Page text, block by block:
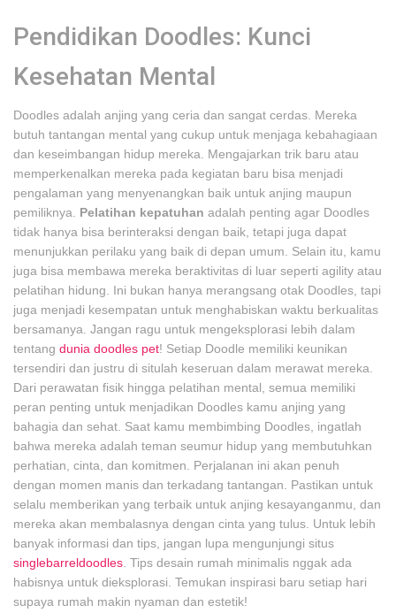
Pendidikan Doodles: Kunci
Kesehatan Mental
Doodles adalah anjing yang ceria dan sangat cerdas. Mereka
butuh tantangan mental yang cukup untuk menjaga kebahagiaan
dan keseimbangan hidup mereka. Mengajarkan trik baru atau
memperkenalkan mereka pada kegiatan baru bisa menjadi
pengalaman yang menyenangkan baik untuk anjing maupun
pemiliknya. Pelatihan kepatuhan adalah penting agar Doodles
tidak hanya bisa berinteraksi dengan baik, tetapi juga dapat
menunjukkan perilaku yang baik di depan umum. Selain itu, kamu
juga bisa membawa mereka beraktivitas di luar seperti agility atau
pelatihan hidung. Ini bukan hanya merangsang otak Doodles, tapi
juga menjadi kesempatan untuk menghabiskan waktu berkualitas
bersamanya. Jangan ragu untuk mengeksplorasi lebih dalam
tentang dunia doodles pet! Setiap Doodle memiliki keunikan
tersendiri dan justru di situlah keseruan dalam merawat mereka.
Dari perawatan fisik hingga pelatihan mental, semua memiliki
peran penting untuk menjadikan Doodles kamu anjing yang
bahagia dan sehat. Saat kamu membimbing Doodles, ingatlah
bahwa mereka adalah teman seumur hidup yang membutuhkan
perhatian, cinta, dan komitmen. Perjalanan ini akan penuh
dengan momen manis dan terkadang tantangan. Pastikan untuk
selalu memberikan yang terbaik untuk anjing kesayanganmu, dan
mereka akan membalasnya dengan cinta yang tulus. Untuk lebih
banyak informasi dan tips, jangan lupa mengunjungi situs
singlebarreldoodles . Tips desain rumah minimalis nggak ada
habisnya untuk dieksplorasi. Temukan inspirasi baru setiap hari
supaya rumah makin nyaman dan estetik!